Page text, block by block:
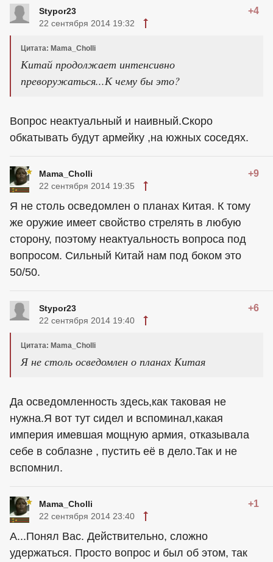
Stypor23 +4
22 сентября 2014 19:32
Цитата: Mama_Cholli
Китай продолжает интенсивно
преворужаться...К чему бы это?
Вопрос неактуальный и наивный.Скоро
обкатывать будут армейку ,на южных соседях.
Mama_Cholli +9
22 сентября 2014 19:35
Я не столь осведомлен о планах Китая. К тому
же оружие имеет свойство стрелять в любую
сторону, поэтому неактуальность вопроса под
вопросом. Сильный Китай нам под боком это
50/50.
Stypor23 +6
22 сентября 2014 19:40
Цитата: Mama_Cholli
Я не столь осведомлен о планах Китая
Да осведомленность здесь,как таковая не
нужна.Я вот тут сидел и вспоминал,какая
империя имевшая мощную армия, отказывала
себе в соблазне , пустить её в дело.Так и не
вспомнил.
Mama_Cholli +1
22 сентября 2014 23:40
А...Понял Вас. Действительно, сложно
удержаться. Просто вопрос и был об этом, так